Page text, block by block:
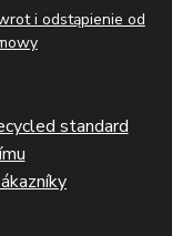
i odstąpienie od